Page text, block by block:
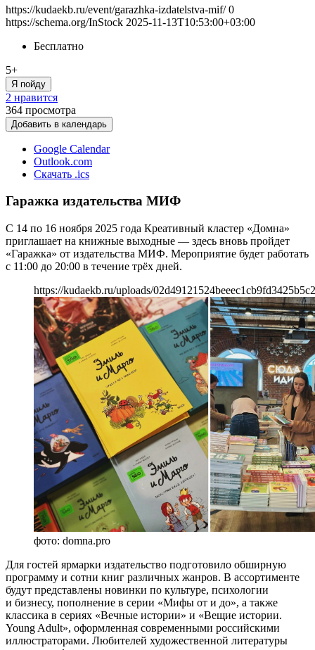
https://kudaekb.ru/event/garazhka-izdatelstva-mif/ 0
https://schema.org/InStock 2025-11-13T10:53:00+03:00
Бесплатно
5+
Я пойду
2 нравится
364 просмотра
Добавить в календарь
Google Calendar
Outlook.com
Скачать .ics
Гаражка издательства МИФ
С 14 по 16 ноября 2025 года Креативный кластер «Домна»
приглашает на книжные выходные — здесь вновь пройдет
«Гаражка» от издательства МИФ. Мероприятие будет работать
с 11:00 до 20:00 в течение трёх дней.
https://kudaekb.ru/uploads/
фото: domna.pro
Для гостей ярмарки издательство подготовило обширную
программу и сотни книг различных жанров. В ассортименте
будут представлены новинки по культуре, психологии
и бизнесу, пополнение в серии «Мифы от и до», а также
классика в сериях «Вечные истории» и «Вещие истории.
Young Adult», оформленная современными российскими
иллюстраторами. Любителей художественной литературы